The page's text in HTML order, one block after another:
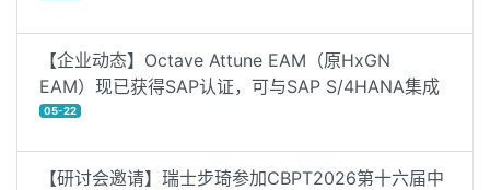
【企业动态】Octave Attune EAM（原HxGN
EAM）现已获得SAP认证，可与SAP S/4HANA集成
05-22
【研讨会邀请】瑞士步琦参加CBPT2026第十六届中